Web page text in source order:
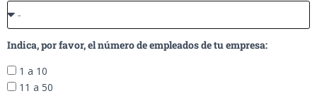
Indica, por favor, el número de empleados de tu empresa:
1 a 10
11 a 50